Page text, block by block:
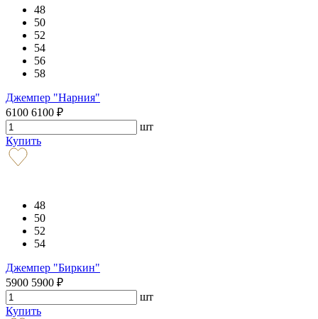
48
50
52
54
56
58
Джемпер "Нарния"
6100 6100 ₽
шт
Купить
48
50
52
54
Джемпер "Биркин"
5900 5900 ₽
шт
Купить